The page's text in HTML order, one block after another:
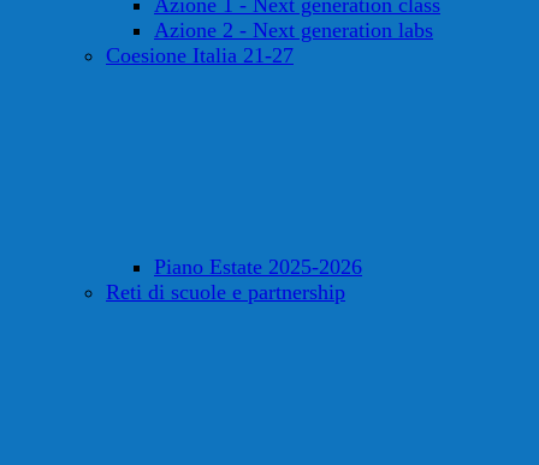
Azione 1 - Next generation class
Azione 2 - Next generation labs
Coesione Italia 21-27
Piano Estate 2025-2026
Reti di scuole e partnership